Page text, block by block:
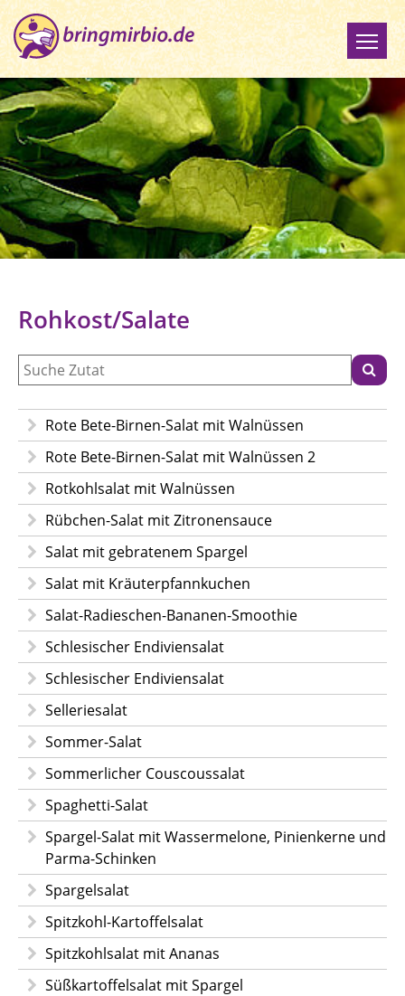
Rohkost/Salate
Rote Bete-Birnen-Salat mit Walnüssen
Rote Bete-Birnen-Salat mit Walnüssen 2
Rotkohlsalat mit Walnüssen
Rübchen-Salat mit Zitronensauce
Salat mit gebratenem Spargel
Salat mit Kräuterpfannkuchen
Salat-Radieschen-Bananen-Smoothie
Schlesischer Endiviensalat
Schlesischer Endiviensalat
Selleriesalat
Sommer-Salat
Sommerlicher Couscoussalat
Spaghetti-Salat
Spargel-Salat mit Wassermelone, Pinienkerne und
Parma-Schinken
Spargelsalat
Spitzkohl-Kartoffelsalat
Spitzkohlsalat mit Ananas
Süßkartoffelsalat mit Spargel